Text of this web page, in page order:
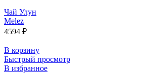
Чай Улун
Melez
4594 ₽
В корзину
Быстрый просмотр
В избранное